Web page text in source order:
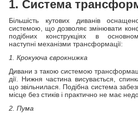
1. Система
Більшість кутових диванів
системою, що дозволяє змінювати
подібних конструкціях в
наступні механізми трансформації:
1. Крокуюча єврокнижка
Дивани з такою системою
дії. Нижня частина висувається,
що звільнилася. Подібна система
місце без стиків і практично не має
2. Пума